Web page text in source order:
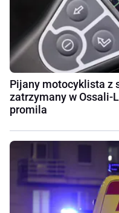
Pijany motocyklista z
zatrzymany w Ossali-
promila